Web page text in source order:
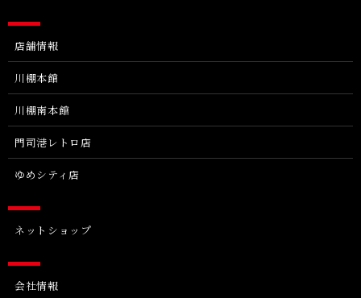
店舗情報
川棚本館
川棚南本館
門司港レトロ店
ゆめシティ店
ネットショップ
会社情報